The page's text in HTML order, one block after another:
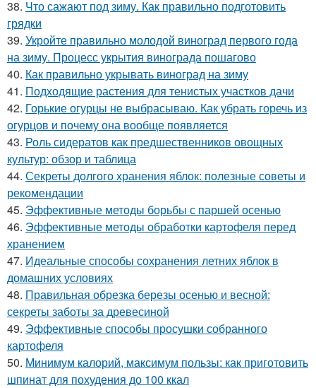
38. Что сажают под зиму. Как правильно подготовить
грядки
39. Укройте правильно молодой виноград первого года
на зиму. Процесс укрытия винограда пошагово
40. Как правильно укрывать виноград на зиму
41. Подходящие растения для тенистых участков дачи
42. Горькие огурцы не выбрасываю. Как убрать горечь из
огурцов и почему она вообще появляется
43. Роль сидератов как предшественников овощных
культур: обзор и таблица
44. Секреты долгого хранения яблок: полезные советы и
рекомендации
45. Эффективные методы борьбы с паршей осенью
46. Эффективные методы обработки картофеля перед
хранением
47. Идеальные способы сохранения летних яблок в
домашних условиях
48. Правильная обрезка березы осенью и весной:
секреты заботы за древесиной
49. Эффективные способы просушки собранного
картофеля
50. Минимум калорий, максимум пользы: как приготовить
шпинат для похудения до 100 ккал